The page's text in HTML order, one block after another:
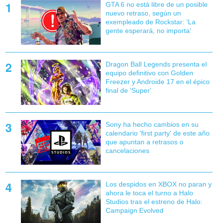
GTA 6 no está libre de un posible
nuevo retraso, según un
exempleado de Rockstar: 'La
gente esperará, no importa'
Dragon Ball Legends presenta el
equipo definitivo con Golden
Freezer y Androide 17 en el épico
final de 'Super'
Sony ha hecho cambios en su
calendario 'first party' de este año
que apuntan a retrasos o
cancelaciones
Los despidos en XBOX no paran y
ahora le toca el turno a Halo
Studios tras el estreno de Halo:
Campaign Evolved